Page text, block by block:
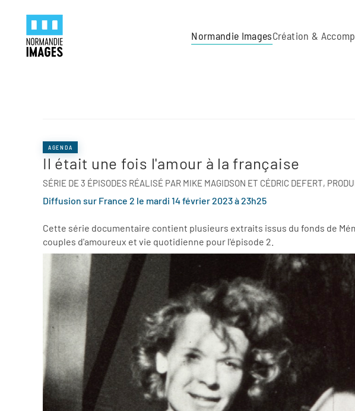
Skip to main content
Normandie ImagesCréation &
AGENDA
Il était une fois l'amour à la française
SÉRIE DE 3 ÉPISODES RÉALISÉ PAR MIKE MAGIDSON ET CÉDRIC DEFERT,
Diffusion sur France 2 le mardi 14 février 2023 à 23h25
Cette série documentaire contient plusieurs extraits issus du fonds de
couples d'amoureux et vie quotidienne pour l'épisode 2.